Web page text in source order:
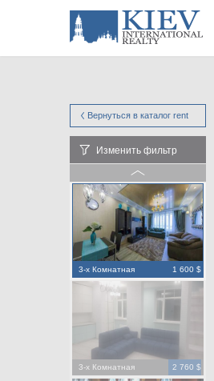
Вернуться в каталог rent
Изменить фильтр
3-х Комнатная 1 600 $
3-х Комнатная 2 760 $